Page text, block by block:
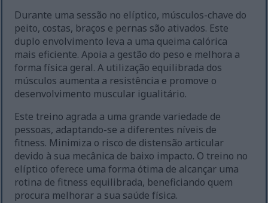
Durante uma sessão no elíptico, músculos-chave do
peito, costas, braços e pernas são ativados. Este
duplo envolvimento leva a uma queima calórica
mais eficiente. Apoia a gestão do peso e melhora a
forma física geral. A utilização equilibrada dos
músculos aumenta a resistência e promove o
desenvolvimento muscular igualitário.
Este treino agrada a uma grande variedade de
pessoas, adaptando-se a diferentes níveis de
fitness. Minimiza o risco de distensão articular
devido à sua mecânica de baixo impacto. O treino no
elíptico oferece uma forma ótima de alcançar uma
rotina de fitness equilibrada, beneficiando quem
procura melhorar a sua saúde física.